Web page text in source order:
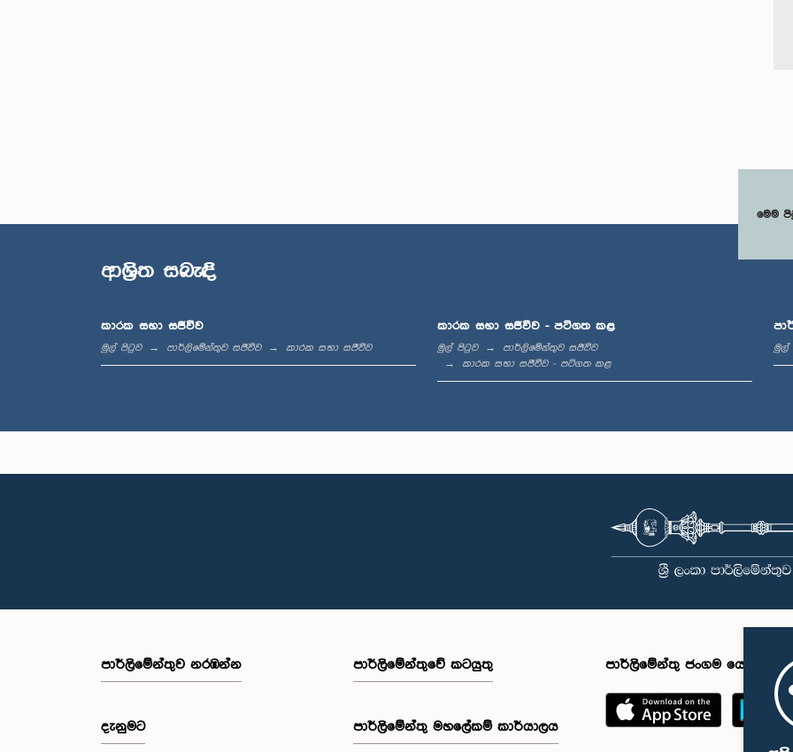
මෙම
ආශ්‍රිත සබැඳි
කාරක සභා සජීවීව
මුල් පිටුව පාර්ලිමේන්තුව සජීවීව කාරක සභා සජීවීව
කාරක සභා සජීවීව - පටිගත කළ
මුල් පිටුව
පාර්ලිමේන්තුව සජීවීව
කාරක සභා සජීවීව - පටිගත කළ
මුල්
පාර්ලි‌මේන්තුව නරඹන්න
දැනුමට
පාර්ලිමේන්තුවේ කටයුතු
පාර්ලිමේන්තු මහලේකම් කාර්යාලය
පාර්ලිමේන්තු ජංගම යෙදුම